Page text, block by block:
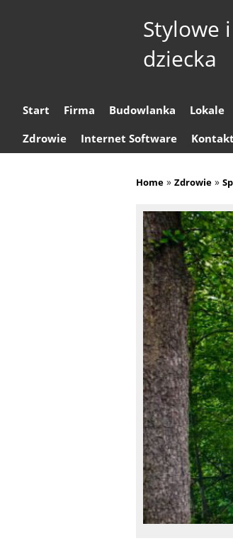
Stylowe
dziecka
Start Firma Budowlanka Lokale
Zdrowie
Internet Software Kontakt
Home » Zdrowie »